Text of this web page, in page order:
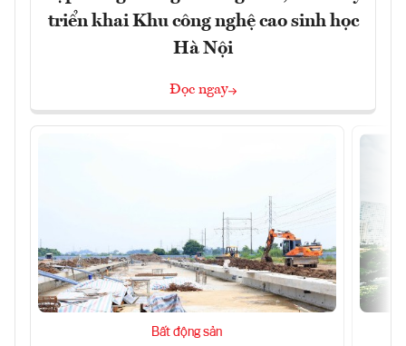
triển khai Khu công nghệ cao sinh học
Hà Nội
Đọc ngay
Bất động sản